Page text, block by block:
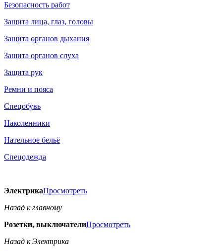
Безопасность работ
Защита лица, глаз, головы
Защита органов дыхания
Защита органов слуха
Защита рук
Ремни и пояса
Спецобувь
Наколенники
Нательное бельё
Спецодежда
ЭлектрикаПросмотреть
Назад к главному
Розетки, выключателиПросмотреть
Назад к Электрика